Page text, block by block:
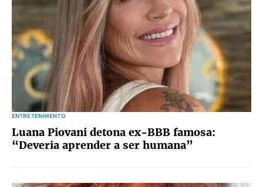
ENTRETENIMENTO
Luana Piovani detona ex-BBB famosa:
“Deveria aprender a ser humana”